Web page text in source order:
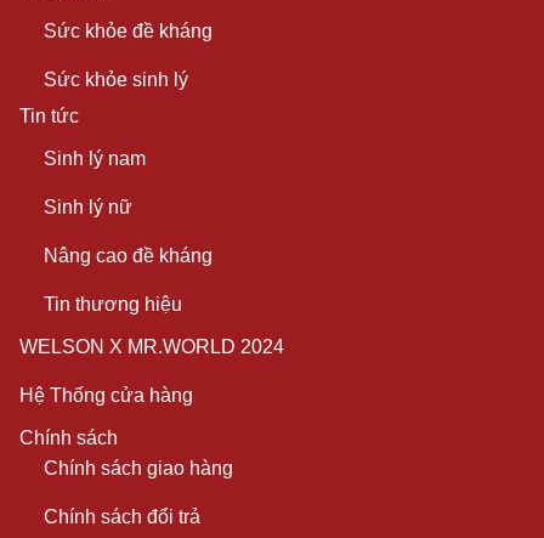
Sức khỏe đề kháng
Sức khỏe sinh lý
Tin tức
Sinh lý nam
Sinh lý nữ
Nâng cao đề kháng
Tin thương hiệu
WELSON X MR.WORLD 2024
Hệ Thống cửa hàng
Chính sách
Chính sách giao hàng
Chính sách đổi trả